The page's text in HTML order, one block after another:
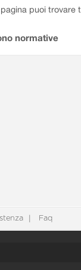
puoi
normative
Faq